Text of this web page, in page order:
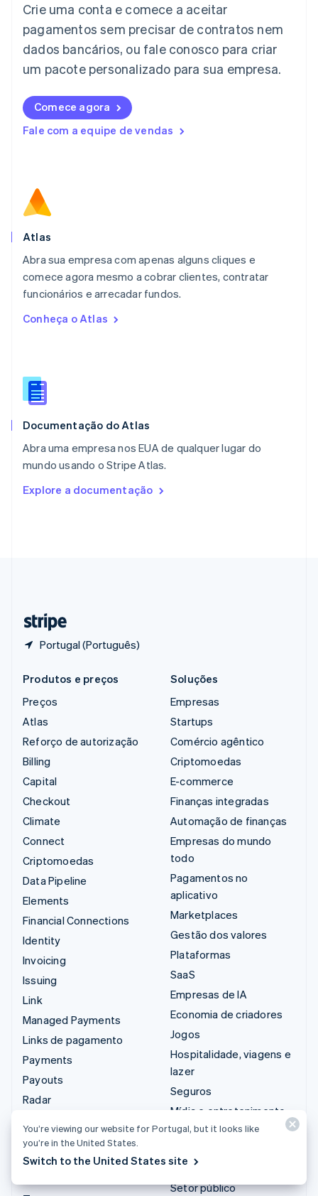
Crie uma conta e comece a aceitar
pagamentos sem precisar de contratos nem
dados bancários, ou fale conosco para criar
um pacote personalizado para sua empresa.
Comece agora
Fale com a equipe de vendas
Atlas
Abra sua empresa com apenas alguns cliques e
comece agora mesmo a cobrar clientes, contratar
funcionários e arrecadar fundos.
Conheça o Atlas
Documentação do Atlas
Abra uma empresa nos EUA de qualquer lugar do
mundo usando o Stripe Atlas.
Explore a documentação
Portugal (Português)
Italiano English
日本語English
Letônia
Liechtenstein
Lituânia
English
Luxemburgo
English
México
Español
English
Nova Zelândia
English
NederlandsEnglish
Português
RAE de Hong Kong, China
Reino Unido
República Tcheca
English
English
Produtos e preços
Preços
Atlas
Reforço de autorização
Billing
Capital
Checkout
Climate
Connect
Criptomoedas
Data Pipeline
Elements
Financial Connections
Identity
Invoicing
Issuing
Link
Managed Payments
Links de pagamento
Payments
Payouts
Radar
Stripe Sigma
Tax
Soluções
Empresas
Startups
Comércio agêntico
Criptomoedas
E-commerce
Finanças integradas
Automação de finanças
Empresas do mundo
todo
Pagamentos no
aplicativo
Marketplaces
Gestão dos valores
Plataformas
SaaS
Empresas de IA
Economia de criadores
Jogos
Hospitalidade, viagens e
lazer
Seguros
Mídia e entretenimento
Organizações sem fins
Serviços profissionais
Setor público
You’re viewing our website for Portugal, but it looks like
you’re in the United States.
Switch to the United States site